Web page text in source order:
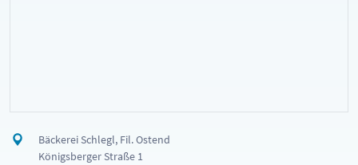
Bäckerei Schlegl, Fil. Ostend
Königsberger Straße 1